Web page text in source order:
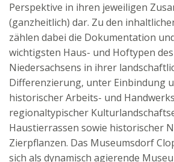
Perspektive in ihren jeweiligen
(ganzheitlich) dar. Zu den
zählen dabei die Dokumentation
wichtigsten Haus- und Hoftypen
Niedersachsens in ihrer
Differenzierung, unter Einbindung
historischer Arbeits- und
regionaltypischer
Haustierrassen sowie historischer
Zierpflanzen. Das Museumsdorf
sich als dynamisch agierende